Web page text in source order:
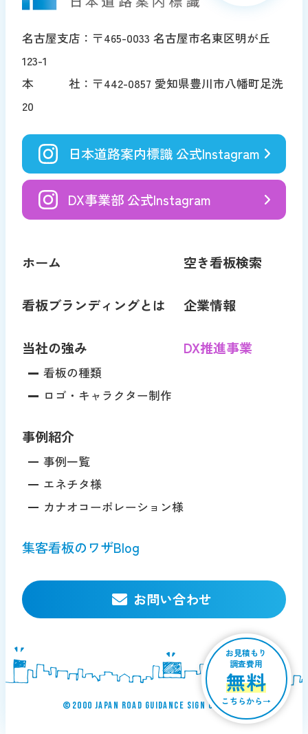
お見積もり
調査費用
無料
こちらから→
名古屋支店：〒465-0033 名古屋市名東区明が丘
123-1
本 社：〒442-0857 愛知県豊川市八幡町足洗
20
日本道路案内標識 公式Instagram
DX事業部 公式Instagram
ホーム
看板ブランディングとは
当社の強み
看板の種類
ロゴ・キャラクター制作
事例紹介
事例一覧
エネチタ様
カナオコーポレーション様
集客看板のワザBlog
空き看板検索
企業情報
DX推進事業
お問い合わせ
©︎2000 JAPAN ROAD GUIDANCE SIGN Co., ltd.